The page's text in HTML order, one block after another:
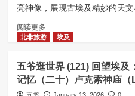
两
行
程，
越
十
三
亮神像，展现古埃及精妙的天文
阅读更多Read
more
五
爷
逛
世
北非旅游 埃及
五爷逛世界 (121) 回望埃及
记忆（二十）卢克索神庙（